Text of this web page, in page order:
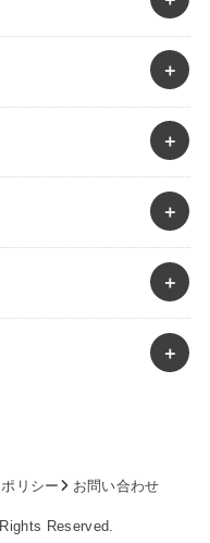
リシー お問い合わせ
Reserved.